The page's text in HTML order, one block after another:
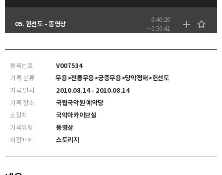
05. 헌선도 - 동영상
0:40:20
~ 0:50:41
0:51:36
등록번호
V007534
기록 분류
무용>전통무용>궁중무용>당악정재>헌선도
기록 일시
2010.08.14 - 2010.08.14
기록 장소
국립국악원 예악당
소장처
국악아카이브실
기록유형
동영상
저장매체
스토리지